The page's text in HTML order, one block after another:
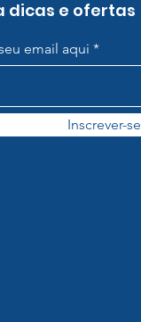
dicas e ofertas
email aqui
Inscrever-se